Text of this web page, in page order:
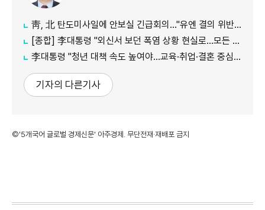
靑, 北 탄도미사일에 안보실 긴급회의…"유엔 결의 위반, 즉각 중단 촉구"
[종합] 李대통령 "외신서 보던 폭염 상황 현실로…모든 행정력 총동원하라"
李대통령 "청년 대책 속도 높여야…교육·취업·결혼 중심 정책 재편"
기자의 다른기사
©'5개국어 글로벌 경제신문' 아주경제. 무단전재·재배포 금지